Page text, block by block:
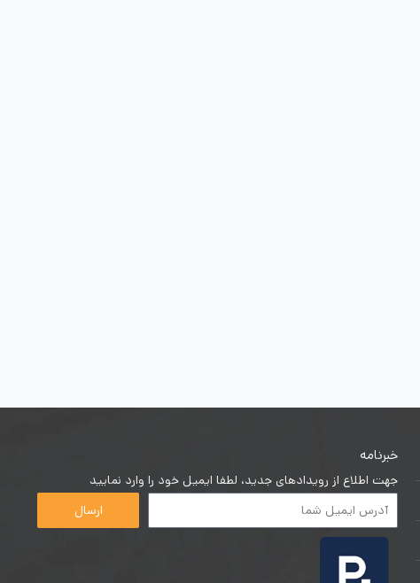
خبرنامه
جهت اطلاع از رویدادهای جدید، لطفا ایمیل خود را وارد نمایید
ارسال